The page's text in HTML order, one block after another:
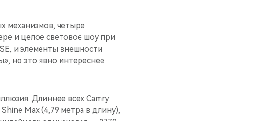
механизмов, четыре
и целое световое шоу при
и элементы внешности
но это явно интереснее
Длиннее всех Camry:
Max (4,79 метра в длину),